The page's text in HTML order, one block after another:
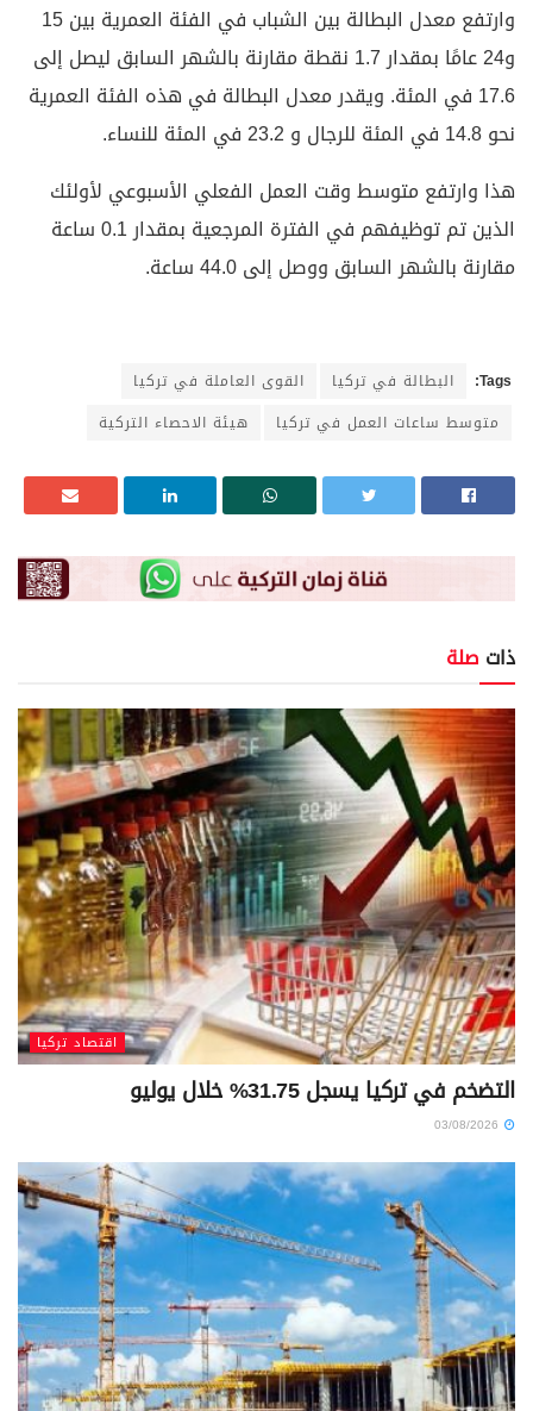
وارتفع معدل البطالة بين الشباب في الفئة العمرية بين 15
و24 عامًا بمقدار 1.7 نقطة مقارنة بالشهر السابق ليصل إلى
17.6 في المئة. ويقدر معدل البطالة في هذه الفئة العمرية
نحو 14.8 في المئة للرجال و 23.2 في المئة للنساء.
هذا وارتفع متوسط وقت العمل الفعلي الأسبوعي لأولئك
الذين تم توظيفهم في الفترة المرجعية بمقدار 0.1 ساعة
مقارنة بالشهر السابق ووصل إلى 44.0 ساعة.
Tags: البطالة في تركيا
القوى العاملة في تركيا
متوسط ساعات العمل في تركيا
هيئة الاحصاء التركية
ذات صلة
اقتصاد تركيا
التضخم في تركيا يسجل 31.75% خلال يوليو